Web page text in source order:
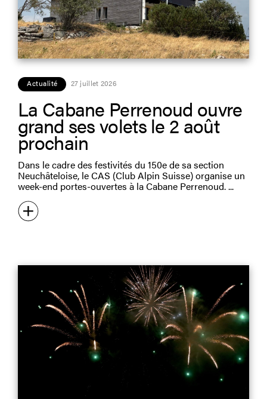
Actualité 27 juillet 2026
La Cabane Perrenoud ouvre
grand ses volets le 2 août
prochain
Dans le cadre des festivités du 150e de sa section
Neuchâteloise, le CAS (Club Alpin Suisse) organise un
week-end portes-ouvertes à la Cabane Perrenoud.